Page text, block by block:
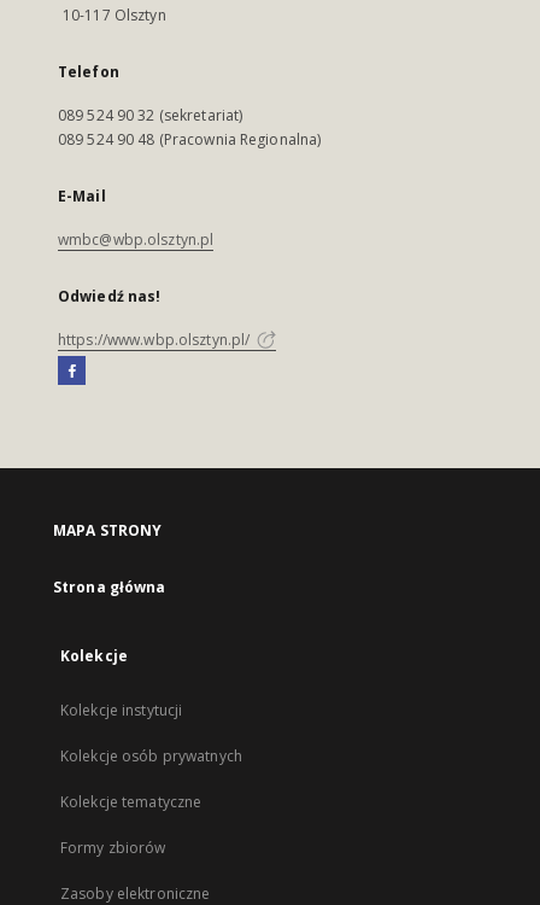
10-117 Olsztyn
Telefon
089 524 90 32 (sekretariat)
089 524 90 48 (Pracownia Regionalna)
E-Mail
wmbc@wbp.olsztyn.pl
Odwiedź nas!
https://www.wbp.olsztyn.pl/
MAPA STRONY
Strona główna
Kolekcje
Kolekcje instytucji
Kolekcje osób prywatnych
Kolekcje tematyczne
Formy zbiorów
Zasoby elektroniczne